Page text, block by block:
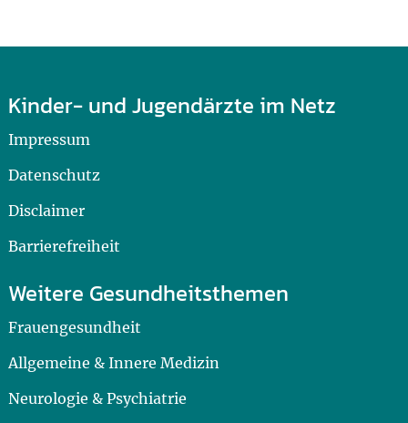
Kinder- und Jugendärzte im Netz
Impressum
Datenschutz
Disclaimer
Barrierefreiheit
Weitere Gesundheitsthemen
Frauengesundheit
Allgemeine & Innere Medizin
Neurologie & Psychiatrie